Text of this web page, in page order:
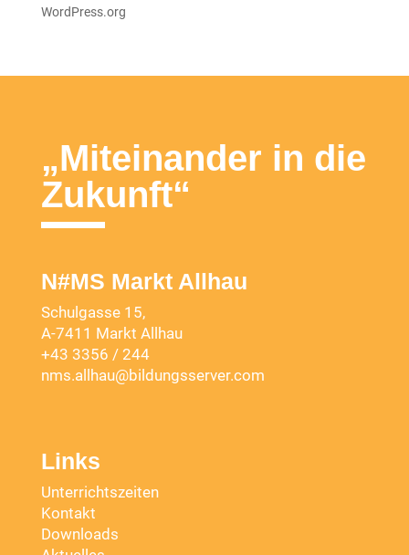
WordPress.org
„Miteinander in die
Zukunft“
N#MS Markt Allhau
Schulgasse 15,
A-7411 Markt Allhau
+43 3356 / 244
nms.allhau@bildungsserver.com
Links
Unterrichtszeiten
Kontakt
Downloads